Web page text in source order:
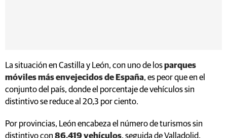
La situación en Castilla y León, con uno de losparques
móviles más envejecidos de España, es peor que en el
conjunto del país, donde el porcentaje de vehículos sin
distintivo se reduce al 20,3 por ciento.
Por provincias, León encabeza el número de turismos sin
distintivo con 86.419 vehículos, seguida de Valladolid,